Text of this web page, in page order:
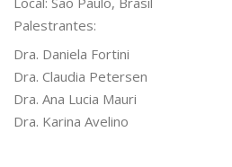
Palestrantes:
Dra. Daniela Fortini
Dra. Claudia Petersen
Dra. Ana Lucia Mauri
Dra. Karina Avelino